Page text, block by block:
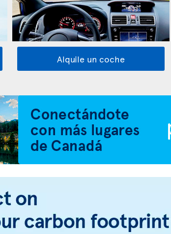
Alquile un coche